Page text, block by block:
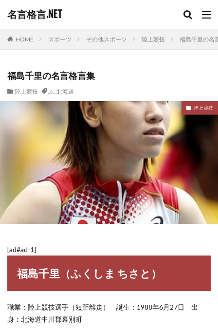
名言格言.NET
HOME スポーツ その他スポーツ 陸上競技 福島千里の名
福島千里の名言格言集
陸上競技 ふ, 北海道
陸上競技
[ad#ad-1]
福島千里（ふくしま ちさと）
職業：陸上競技選手（短距離走） 誕生：1988年6月27日 出
身：北海道中川郡幕別町